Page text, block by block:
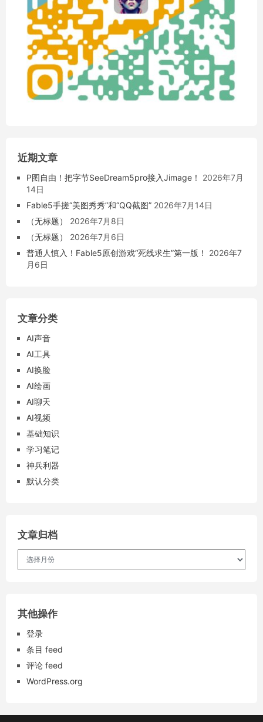
近期文章
P图自由！把字节SeeDream5pro接入Jimage！
2026年7月
14日
Fable5手搓“美图秀秀”和“QQ截图” 2026年7月14日
（无标题）
2026年7月8日
（无标题）
2026年7月6日
普通人慎入！Fable5原创游戏“死线求生”第一版！
2026年7
月6日
文章分类
AI声音
AI工具
AI换脸
AI绘画
AI聊天
AI视频
基础知识
学习笔记
神兵利器
默认分类
文章归档
其他操作
登录
条目 feed
评论 feed
WordPress.org